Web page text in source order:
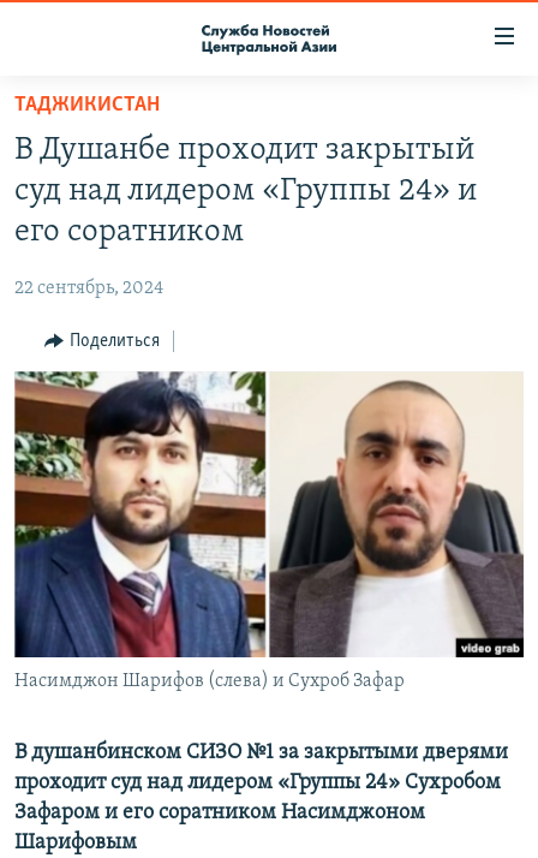
Вернуться
основному
содержанию
Вернутся
главной
навигации
Вернутся
поиску
ПОДПИСКА
КОНТАКТЫ
НАСТОЯЩЕЕ ВРЕМЯ
МИГРАНТ МЕДИА
ТАДЖИКИСТАН
В Душанбе проходит закрытый
суд над лидером «Группы 24» и
его соратником
22 сентябрь, 2024
Поделиться
Насимджон Шарифов (слева) и Сухроб Зафар
В душанбинском СИЗО №1 за закрытыми дверями
проходит суд над лидером «Группы 24» Сухробом
Зафаром и его соратником Насимджоном
Шарифовым